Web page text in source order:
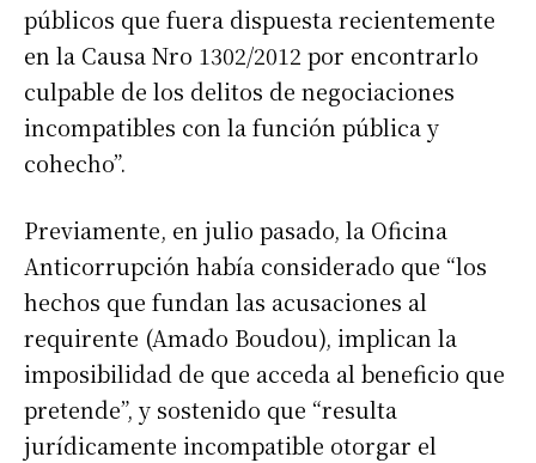
públicos que fuera dispuesta recientemente
en la Causa Nro 1302/2012 por encontrarlo
culpable de los delitos de negociaciones
incompatibles con la función pública y
cohecho”.
Previamente, en julio pasado, la Oficina
Anticorrupción había considerado que “los
hechos que fundan las acusaciones al
requirente (Amado Boudou), implican la
imposibilidad de que acceda al beneficio que
pretende”, y sostenido que “resulta
jurídicamente incompatible otorgar el